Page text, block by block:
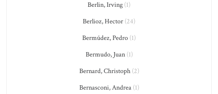
Berlin, Irving (1)
Berlioz, Hector (24)
Bermúdez, Pedro (1)
Bermudo, Juan(1)
Bernard, Christoph(2)
Bernasconi, Andrea(1)